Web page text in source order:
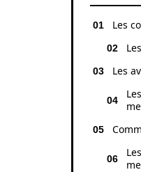
Les
Les